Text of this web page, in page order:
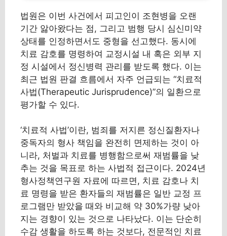
법원은 이번 사건에서 피고인이 조현병을 오랜
기간 앓아왔다는 점, 그리고 범행 당시 심신미약
상태를 인정하면서도 중형을 선고했다. 동시에
치료 감호를 명령하여 교정시설 내 혹은 외부 지
정 시설에서 정신병력 관리를 받도록 했다. 이는
최근 법원 판결 흐름에서 자주 언급되는 “치료적
사법(Therapeutic Jurisprudence)”의 일환으로
평가할 수 있다.
‘치료적 사법’이란, 범죄를 저지른 정신질환자나
중독자의 형사 책임을 완전히 면제하는 것이 아
니라, 처벌과 치료를 병행함으로써 재범률을 낮
추는 것을 목표로 하는 사법적 접근이다. 2024년
형사정책연구원 자료에 따르면, 치료 감호나 치
료 명령을 받은 환자들의 재범률은 일반 교정 프
로그램만 받았을 때와 비교해 약 30%가량 낮아
지는 경향이 있는 것으로 나타났다. 이는 단순히
수감 생활을 하도록 하는 것보다, 전문적인 치료